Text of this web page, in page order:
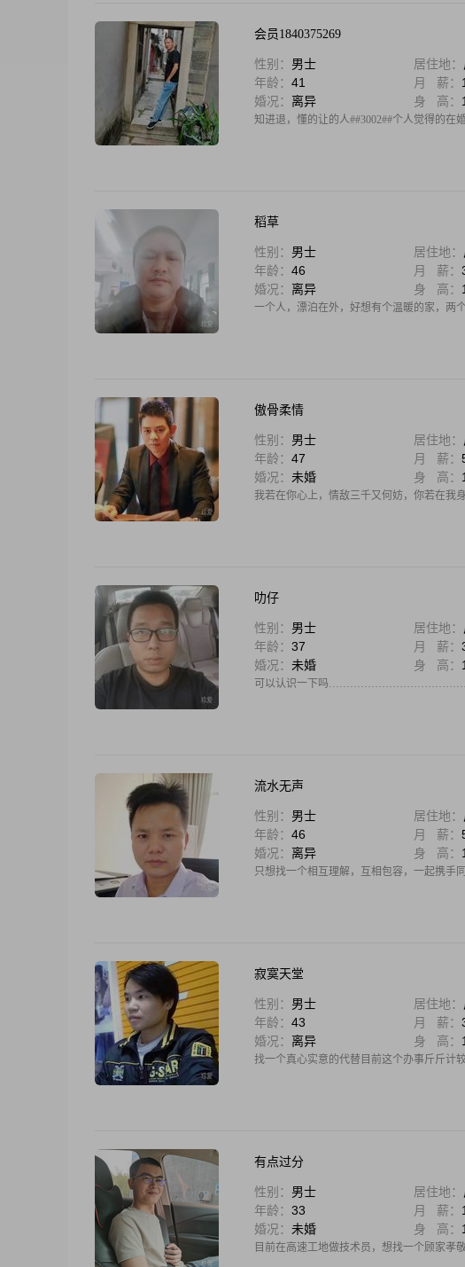
会员1840375269
性别： 男士 居住地：
年龄： 41 月 薪：
婚况： 离异 身 高：
知进退，懂的让的人##3002##个人觉得的在
稻草
性别： 男士 居住地：
年龄： 46 月 薪：
婚况： 离异 身 高：
一个人，漂泊在外，好想有个温暖的家，两
傲骨柔情
性别： 男士 居住地：
年龄： 47 月 薪：
婚况： 未婚 身 高：
我若在你心上，情敌三千又何妨，你若在
叻仔
性别： 男士 居住地：
年龄： 37 月 薪：
婚况： 未婚 身 高：
可以认识一下吗…………………………………
流水无声
性别： 男士 居住地：
年龄： 46 月 薪：
婚况： 离异 身 高：
只想找一个相互理解，互相包容，一起携手
寂寞天堂
性别： 男士 居住地：
年龄： 43 月 薪：
婚况： 离异 身 高：
找一个真心实意的代替目前这个办事斤斤计
有点过分
性别： 男士 居住地：
年龄： 33 月 薪：
婚况： 未婚 身 高：
目前在高速工地做技术员，想找一个顾家孝